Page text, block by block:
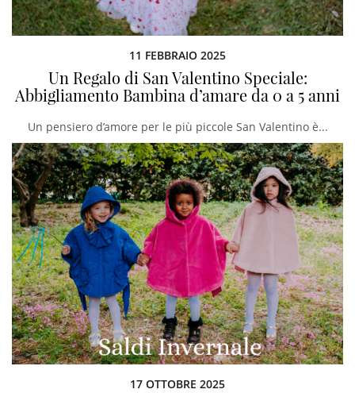
11 FEBBRAIO 2025
Un Regalo di San Valentino Speciale:
Abbigliamento Bambina d’amare da 0 a 5 anni
Un pensiero d’amore per le più piccole San Valentino è...
17 OTTOBRE 2025